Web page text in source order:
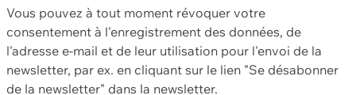
Vous pouvez à tout moment révoquer votre
consentement à l'enregistrement des données, de
l'adresse e-mail et de leur utilisation pour l'envoi de la
newsletter, par ex. en cliquant sur le lien "Se désabonner
de la newsletter" dans la newsletter.